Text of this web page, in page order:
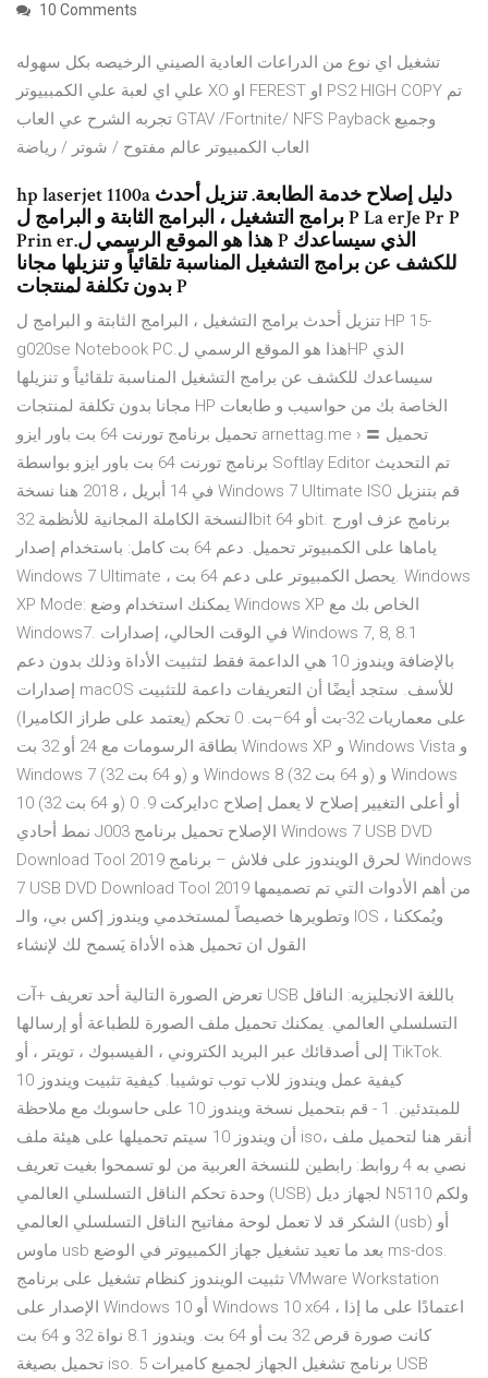
10 Comments
تشغيل اي نوع من الدراعات العادية الصيني الرخيصه بكل سهوله
علي اي لعبة علي الكمببيوتر XO او FEREST او PS2 HIGH COPY تم
تجربه الشرح عي العاب GTAV /Fortnite/ NFS Payback وجميع
العاب الكمبيوتر عالم مفتوح / شوتر / رياضة
hp laserjet 1100a دليل إصلاح خدمة الطابعة. تنزيل أحدث
برامج التشغيل ، البرامج الثابتة و البرامج ل P La erJe Pr P
Prin er.هذا هو الموقع الرسمي ل P الذي سيساعدك
للكشف عن برامج التشغيل المناسبة تلقائياً و تنزيلها مجانا
بدون تكلفة لمنتجات P
تنزيل أحدث برامج التشغيل ، البرامج الثابتة و البرامج ل HP 15-
g020se Notebook PC.هذا هو الموقع الرسمي لHP الذي
سيساعدك للكشف عن برامج التشغيل المناسبة تلقائياً و تنزيلها
مجانا بدون تكلفة لمنتجات HP الخاصة بك من حواسيب و طابعات
تحميل برنامج تورنت 64 بت باور ايزو arnettag.me › 〓 تحميل
برنامج تورنت 64 بت باور ايزو بواسطة Softlay Editor تم التحديث
في 14 أبريل ، 2018 هنا نسخة Windows 7 Ultimate ISO قم بتنزيل
النسخة الكاملة المجانية للأنظمة 32bit و 64bit. برنامج عزف اورج
ياماها على الكمبيوتر تحميل. دعم 64 بت كامل: باستخدام إصدار
Windows 7 Ultimate ، يحصل الكمبيوتر على دعم 64 بت. Windows
XP Mode: يمكنك استخدام وضع Windows XP الخاص بك مع
Windows7. في الوقت الحالي، إصدارات Windows 7, 8, 8.1
بالإضافة ويندوز 10 هي الداعمة فقط لتثبيت الأداة وذلك بدون دعم
إصدارات macOS للأسف. ستجد أيضًا أن التعريفات داعمة للتثبيت
على معماريات 32-بت أو 64–بت. 0 تحكم (يعتمد على طراز الكاميرا)
بطاقة الرسومات مع 24 أو 32 بت Windows XP و Windows Vista و
Windows 7 (32 و 64 بت) و Windows 8 (32 و 64 بت) و Windows
10 (32 و 64 بت) دايركت 9. 0c أو أعلى التغيير إصلاح لا يعمل إصلاح
نمط أحادي J003 الإصلاح تحميل برنامج Windows 7 USB DVD
Download Tool 2019 لحرق الويندوز على فلاش – برنامج Windows
7 USB DVD Download Tool 2019 من أهم الأدوات التي تم تصميمها
وتطويرها خصيصاً لمستخدمي ويندوز إكس بي، والـ IOS ، ويُمككنا
القول ان تحميل هذه الأداة يَسمح لك لإنشاء
تعرض الصورة التالية أحد تعريف +آت USB باللغة الانجليزيه: الناقل
التسلسلي العالمي. يمكنك تحميل ملف الصورة للطباعة أو إرسالها
إلى أصدقائك عبر البريد الكتروني ، الفيسبوك ، تويتر ، أو TikTok.
كيفية عمل ويندوز للاب توب توشيبا. كيفية تثبيت ويندوز 10
للمبتدئين. 1 - قم بتحميل نسخة ويندوز 10 على حاسوبك مع ملاحظة
أن ويندوز 10 سيتم تحميلها على هيئة ملف iso، أنقر هنا لتحميل ملف
نصي به 4 روابط: رابطين للنسخة العربية من لو تسمحوا بغيت تعريف
وحدة تحكم الناقل التسلسلي العالمي (USB‏) لجهاز ديل N5110 ولكم
الشكر قد لا تعمل لوحة مفاتيح الناقل التسلسلي العالمي (usb) أو
ماوس usb بعد ما تعيد تشغيل جهاز الكمبيوتر في الوضع ms-dos.
تثبيت الويندوز كنظام تشغيل على برنامج VMware Workstation
الإصدار على Windows 10 أو Windows 10 x64 ، اعتمادًا على ما إذا
كانت صورة قرص 32 بت أو 64 بت. ويندوز 8.1 نواة 32 و 64 بت
تحميل بصيغة iso. 5 برنامج تشغيل الجهاز لجميع كاميرات USB